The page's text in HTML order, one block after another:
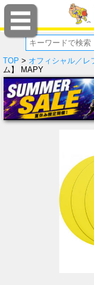
TOP > オフィシャル／レ
ム】 MAPY